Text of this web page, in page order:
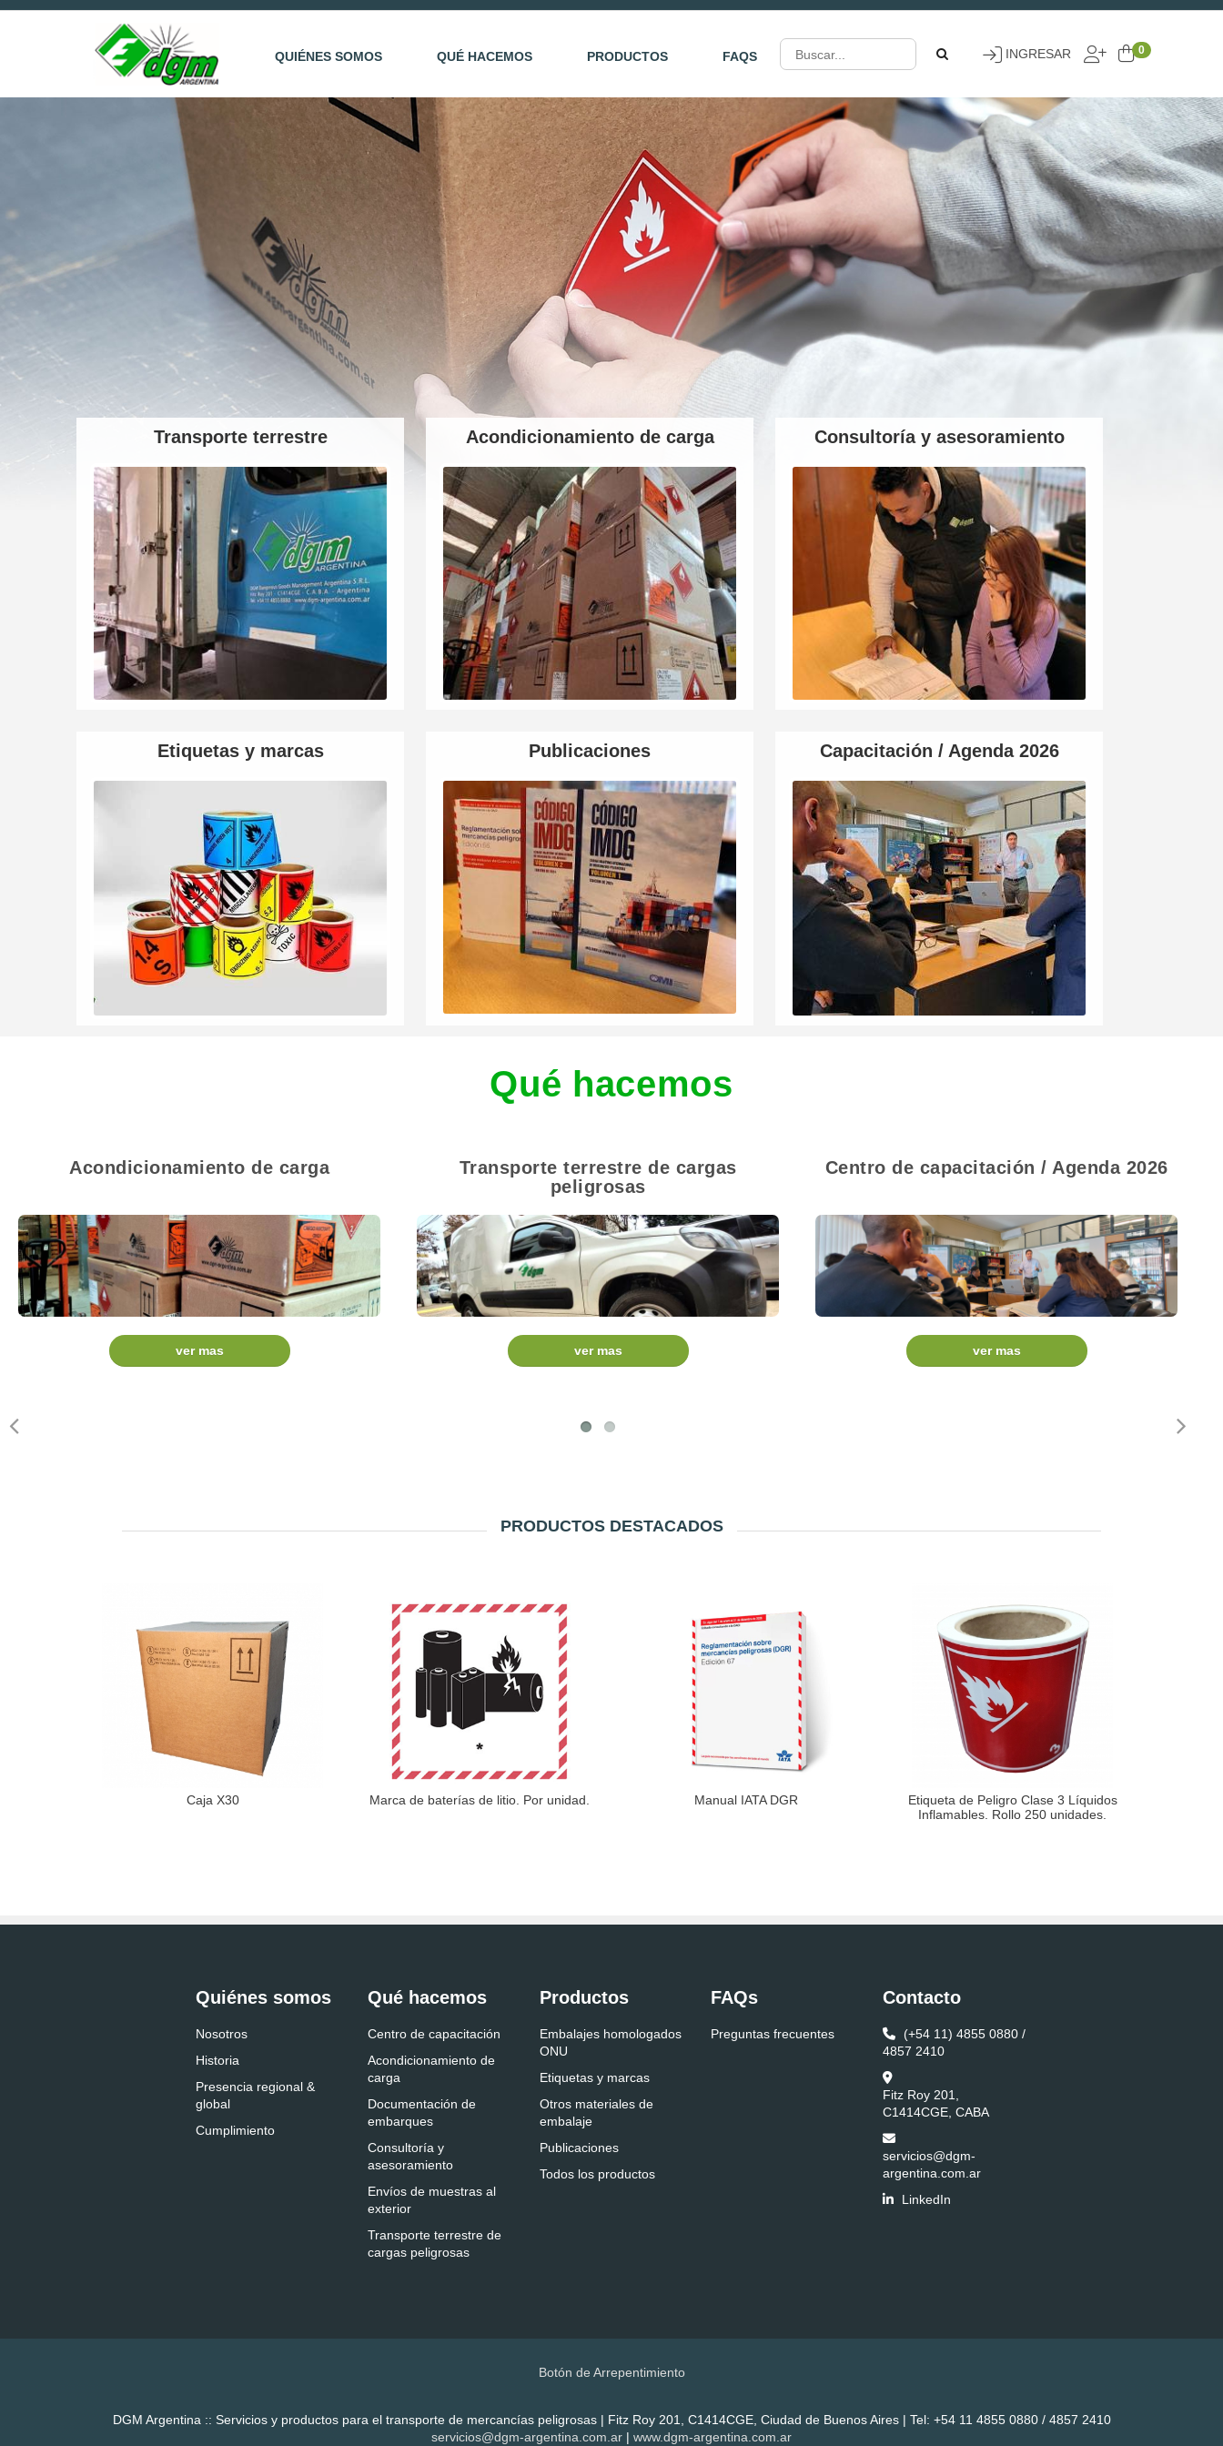
INGRESAR 0
PRODUCTOS
QUIÉNES SOMOS QUÉ HACEMOS FAQS
Transporte terrestre Acondicionamiento de carga Consultoría y asesoramiento
Etiquetas y marcas Publicaciones Capacitación / Agenda 2026
Qué hacemos
Acondicionamiento de carga
ver mas
Transporte terrestre de cargas
peligrosas
ver mas
Centro de capacitación / Agenda 2026
ver mas
PRODUCTOS DESTACADOS
Caja X30 Marca de baterías de litio. Por unidad. Manual IATA DGR
Etiqueta de Peligro Clase 3 Líquidos
Inflamables. Rollo 250 unidades.
Quiénes somos
Nosotros
Historia
Presencia regional &
global
Cumplimiento
Qué hacemos
Centro de capacitación
Acondicionamiento de
carga
Documentación de
embarques
Consultoría y
asesoramiento
Envíos de muestras al
exterior
Transporte terrestre de
cargas peligrosas
Productos
Embalajes homologados
ONU
Etiquetas y marcas
Otros materiales de
embalaje
Publicaciones
Todos los productos
FAQs
Preguntas frecuentes
Contacto
(+54 11) 4855 0880 /
4857 2410
Fitz Roy 201,
C1414CGE, CABA
servicios@dgm-
argentina.com.ar
LinkedIn
Botón de Arrepentimiento
DGM Argentina :: Servicios y productos para el transporte de mercancías peligrosas | Fitz Roy 201, C1414CGE, Ciudad de Buenos Aires | Tel: +54 11 4855 0880 / 4857 2410
servicios@dgm-argentina.com.ar | www.dgm-argentina.com.ar